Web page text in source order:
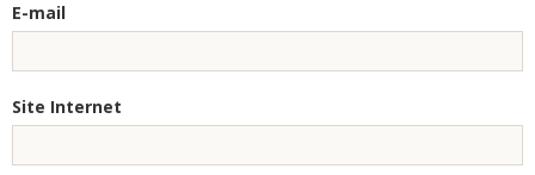
E-mail
Site Internet